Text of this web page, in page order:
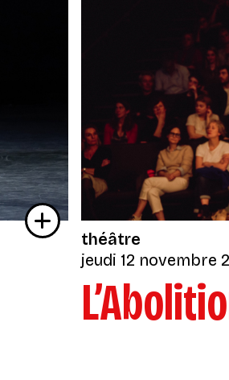
théâtre
jeudi 12 novembre